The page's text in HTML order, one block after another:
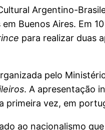
Argentino-
Buenos Aires. Em
para realizar duas
pelo
. A apresentação
primeira vez, em
ao nacionalismo